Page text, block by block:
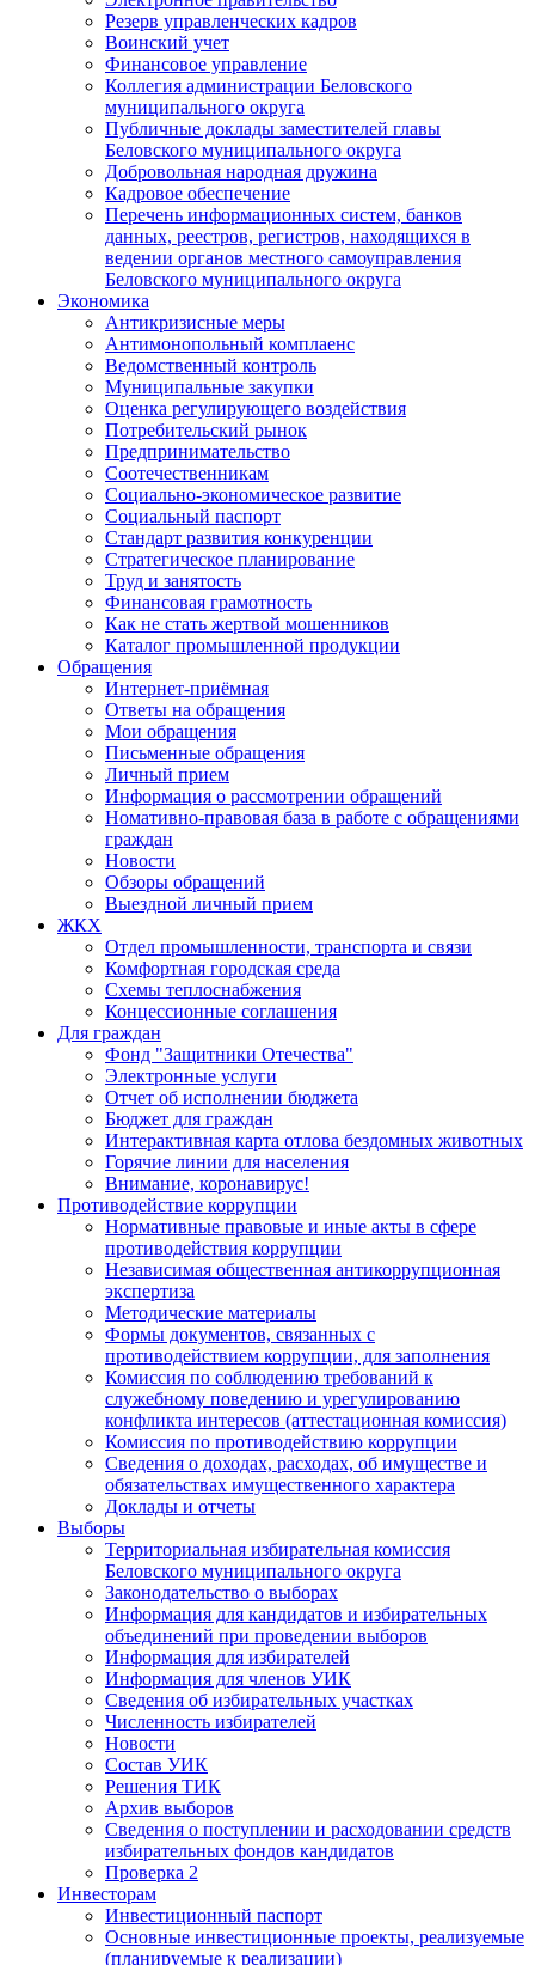
Резерв управленческих кадров
Воинский учет
Финансовое управление
Коллегия администрации Беловского
муниципального округа
Публичные доклады заместителей главы
Беловского муниципального округа
Добровольная народная дружина
Кадровое обеспечение
Перечень информационных систем, банков
данных, реестров, регистров, находящихся в
ведении органов местного самоуправления
Беловского муниципального округа
Экономика
Антикризисные меры
Антимонопольный комплаенс
Ведомственный контроль
Муниципальные закупки
Оценка регулирующего воздействия
Потребительский рынок
Предпринимательство
Соотечественникам
Социально-экономическое развитие
Социальный паспорт
Стандарт развития конкуренции
Стратегическое планирование
Труд и занятость
Финансовая грамотность
Как не стать жертвой мошенников
Каталог промышленной продукции
Обращения
Интернет-приёмная
Ответы на обращения
Мои обращения
Письменные обращения
Личный прием
Информация о рассмотрении обращений
Номативно-правовая база в работе с обращениями
граждан
Новости
Обзоры обращений
Выездной личный прием
ЖКХ
Отдел промышленности, транспорта и связи
Комфортная городская среда
Схемы теплоснабжения
Концессионные соглашения
Для граждан
Фонд "Защитники Отечества"
Электронные услуги
Отчет об исполнении бюджета
Бюджет для граждан
Интерактивная карта отлова бездомных животных
Горячие линии для населения
Внимание, коронавирус!
Противодействие коррупции
Нормативные правовые и иные акты в сфере
противодействия коррупции
Независимая общественная антикоррупционная
экспертиза
Методические материалы
Формы документов, связанных с
противодействием коррупции, для заполнения
Комиссия по соблюдению требований к
служебному поведению и урегулированию
конфликта интересов (аттестационная комиссия)
Комиссия по противодействию коррупции
Сведения о доходах, расходах, об имуществе и
обязательствах имущественного характера
Доклады и отчеты
Выборы
Территориальная избирательная комиссия
Беловского муниципального округа
Законодательство о выборах
Информация для кандидатов и избирательных
объединений при проведении выборов
Информация для избирателей
Информация для членов УИК
Сведения об избирательных участках
Численность избирателей
Новости
Состав УИК
Решения ТИК
Архив выборов
Сведения о поступлении и расходовании средств
избирательных фондов кандидатов
Проверка 2
Инвесторам
Инвестиционный паспорт
Основные инвестиционные проекты, реализуемые
(планируемые к реализации)